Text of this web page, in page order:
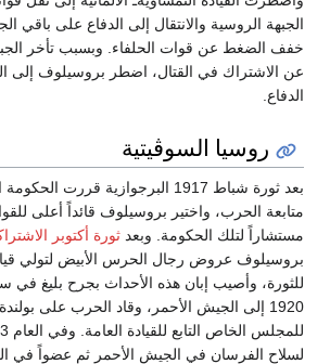
الجبهة الروسية والانتقال إلى الدفاع على باقي
خفف الضغط عن قوات الحلفاء. وبسبب تأخر
عن الاشتراك في القتال، اضطر بروسيلوف إلى
الدفاع.
روسيا السوڤيتية
بعد ثورة شباط 1917 البرجوازية قررت
متابعة الحرب، واختير بروسيلوف قائداً أعلى
مستشاراً لتلك الحكومة. وبعد ثورة أكتوبر
بروسيلوف عروض رجال الحرس الأبيض لتولي
للثورة، وأصيب إبان هذه الأحداث بجرح بليغ
1920 إلى الجيش الأحمر، وقاد الحرب على
لسلاح الفرسان في الجيش الأحمر ثم عضواً في